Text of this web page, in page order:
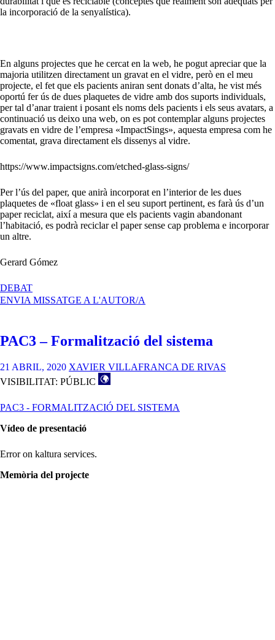
la incorporació de la senyalística).
En alguns projectes que he cercat en la web, he pogut apreciar que la
majoria utilitzen directament un gravat en el vidre, però en el meu
projecte, el fet que els pacients aniran sent donats d’alta, he vist més
oportú fer ús de dues plaquetes de vidre amb dos suports individuals,
per tal d’anar traient i posant els noms dels pacients i els seus avatars, a
continuació us deixo una web, on es pot contemplar alguns projectes
gravats en vidre de l’empresa «ImpactSings», aquesta empresa com he
comentat, grava directament els dissenys al vidre.
https://www.impactsigns.com/etched-glass-signs/
Per l’ús del paper, que anirà incorporat en l’interior de les dues
plaquetes de «float glass» i en el seu suport pertinent, es farà ús d’un
paper reciclat, així a mesura que els pacients vagin abandonant
l’habitació, es podrà reciclar el paper sense cap problema e incorporar
un altre.
Gerard Gómez
DEBATA
CAS
VIDRE
ENVIA MISSATGE A L'AUTOR/A
PAC3 – Formalització del sistema
21 ABRIL, 2020 XAVIER VILLAFRANCA DE RIVAS
VISIBILITAT: PÚBLIC
PAC3 - FORMALITZACIÓ DEL SISTEMA
Vídeo de presentació
Error on kaltura services.
Memòria del projecte